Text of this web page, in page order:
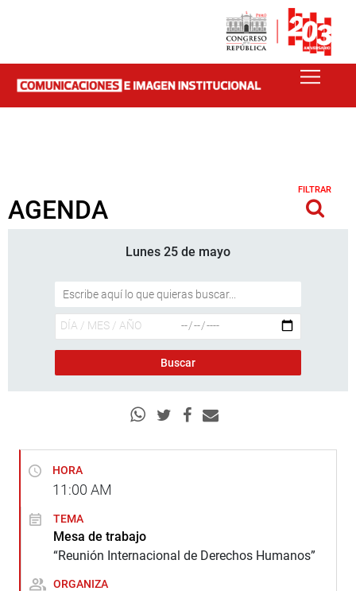
AGENDA
FILTRAR
Lunes 25 de mayo
HORA
11:00 AM
TEMA
Mesa de trabajo
“Reunión Internacional de Derechos Humanos”
ORGANIZA